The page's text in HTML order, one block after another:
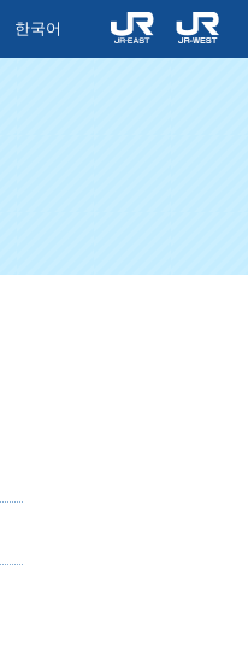
한국어